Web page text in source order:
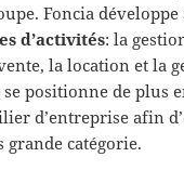
Foncia
d’activités: la
la location et la
se positionne de plus
d’entreprise afin
catégorie.